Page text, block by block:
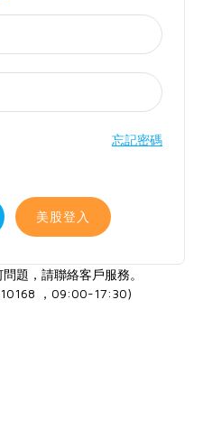
忘記密碼
美股登入
題，請聯絡客戶服務。
，09:00-17:30)